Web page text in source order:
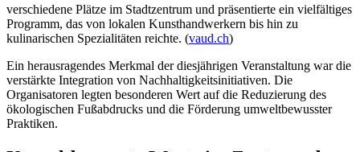
verschiedene Plätze im Stadtzentrum und präsentierte ein vielfältiges
Programm, das von lokalen Kunsthandwerkern bis hin zu
kulinarischen Spezialitäten reichte. (vaud.ch)
Ein herausragendes Merkmal der diesjährigen Veranstaltung war die
verstärkte Integration von Nachhaltigkeitsinitiativen. Die
Organisatoren legten besonderen Wert auf die Reduzierung des
ökologischen Fußabdrucks und die Förderung umweltbewusster
Praktiken.